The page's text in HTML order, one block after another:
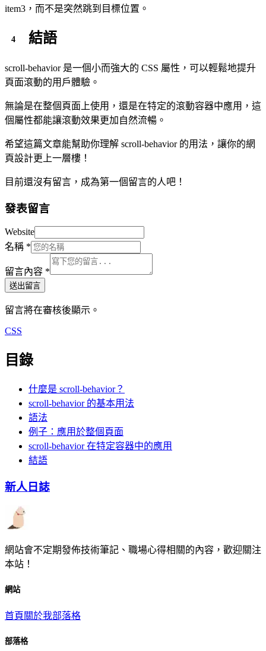
item3，而不是突然跳到目標位置。
結語
scroll-behavior 是一個小而強大的 CSS 屬性，可以輕鬆地提升
頁面滾動的用戶體驗。
無論是在整個頁面上使用，還是在特定的滾動容器中應用，這
個屬性都能讓滾動效果更加自然流暢。
希望這篇文章能幫助你理解 scroll-behavior 的用法，讓你的網
頁設計更上一層樓！
目前還沒有留言，成為第一個留言的人吧！
發表留言
Website
名稱 *
留言內容 *
送出留言
留言將在審核後顯示。
CSS
目錄
什麼是 scroll-behavior？
scroll-behavior 的基本用法
語法
例子：應用於整個頁面
scroll-behavior 在特定容器中的應用
結語
新人日誌
網站會不定期發佈技術筆記、職場心得相關的內容，歡迎關注
本站！
網站
首頁 關於我部落格
部落格